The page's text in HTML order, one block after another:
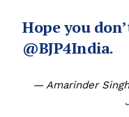
Hope you
@BJP4India.
— Amarinder Singh